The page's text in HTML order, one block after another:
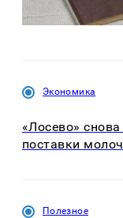
Экономика
«Лосево»
поставки
Полезное